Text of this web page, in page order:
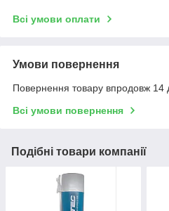
Всі умови оплати
Умови повернення
Повернення товару впродовж 14
Всі умови повернення
Подібні товари компанії